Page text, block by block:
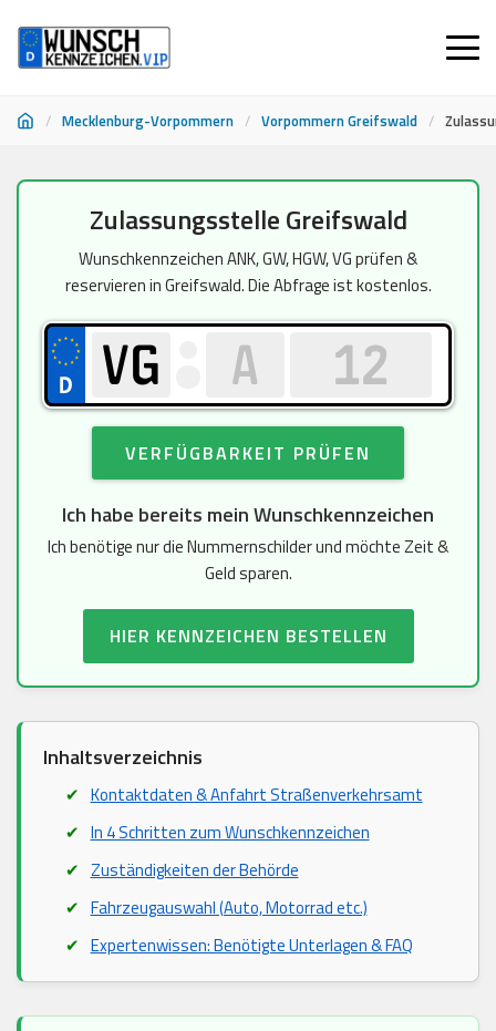
/ Mecklenburg-Vorpommern / Vorpommern Greifswald /
Zulassungsstelle Greifswald
Wunschkennzeichen ANK, GW, HGW, VG prüfen &
reservieren in Greifswald. Die Abfrage ist kostenlos.
VERFÜGBARKEIT PRÜFEN
Ich habe bereits mein Wunschkennzeichen
Ich benötige nur die Nummernschilder und möchte Zeit &
Geld sparen.
HIER KENNZEICHEN BESTELLEN
Inhaltsverzeichnis
Kontaktdaten & Anfahrt Straßenverkehrsamt
In 4 Schritten zum Wunschkennzeichen
Zuständigkeiten der Behörde
Fahrzeugauswahl (Auto, Motorrad etc.)
Expertenwissen: Benötigte Unterlagen & FAQ